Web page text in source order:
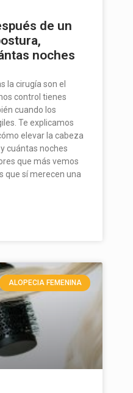
de un
noches
la cirugía son el
control tienes
cuando los
Te explicamos
elevar la cabeza
cuántas noches
que más vemos
que sí merecen una
ALOPECIA FEMENINA